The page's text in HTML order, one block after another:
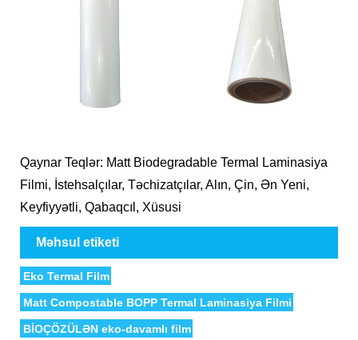
Qaynar Teqlər: Matt Biodegradable Termal Laminasiya
Filmi, İstehsalçılar, Təchizatçılar, Alın, Çin, Ən Yeni,
Keyfiyyətli, Qabaqcıl, Xüsusi
Məhsul etiketi
Eko Termal Film
Matt Compostable BOPP Termal Laminasiya Filmi
BİOÇÖZÜLƏN eko-davamlı film